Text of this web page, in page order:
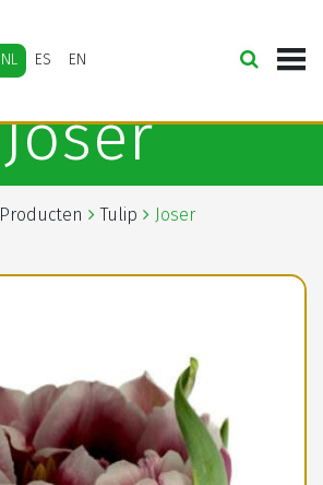
NL ES EN
Joser
Producten Tulip Joser